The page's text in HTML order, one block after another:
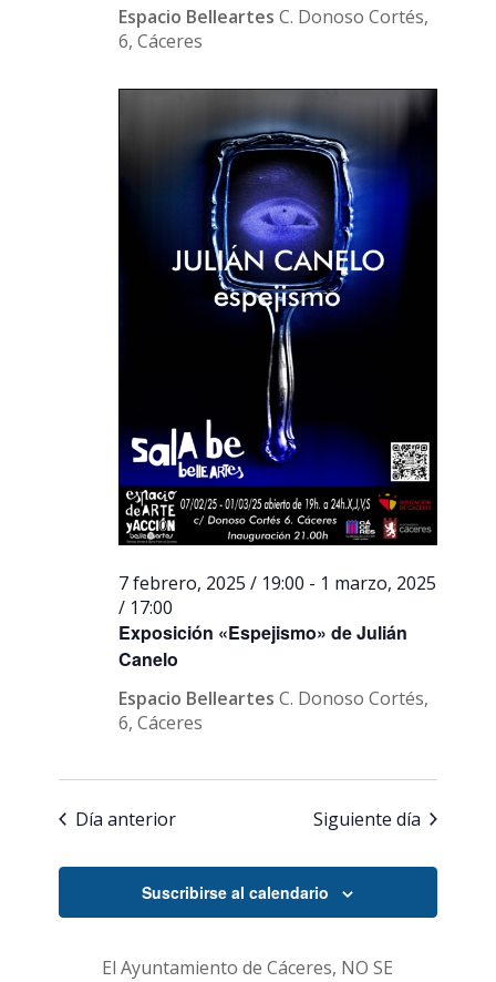
Espacio BelleartesC. Donoso Cortés,
6, Cáceres
Exposición «Espejismo» de Julián
Canelo
7 febrero, 2025 / 19:00 - 1 marzo, 2025
/ 17:00
Espacio BelleartesC. Donoso Cortés,
6, Cáceres
Día anterior Siguiente día
Suscribirse al calendario
El Ayuntamiento de Cáceres, NO SE